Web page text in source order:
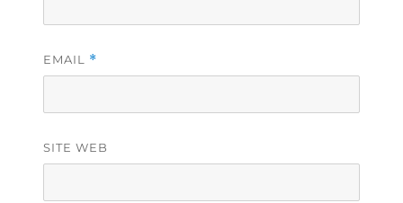
EMAIL *
SITE WEB